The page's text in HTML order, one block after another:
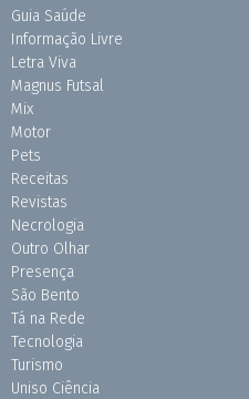
Guia Saúde
Informação Livre
Letra Viva
Magnus Futsal
Mix
Motor
Pets
Receitas
Revistas
Necrologia
Outro Olhar
Presença
São Bento
Tá na Rede
Tecnologia
Turismo
Uniso Ciência